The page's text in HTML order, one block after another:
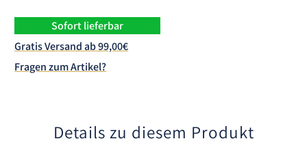
Sofort lieferbar
Gratis Versand ab 99,00€
Fragen zum Artikel?
Details zu diesem Produkt